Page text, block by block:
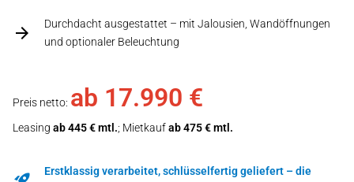
Durchdacht ausgestattet – mit Jalousien, Wandöffnungen
und optionaler Beleuchtung
Preis netto: ab 17.990 €
Leasing ab 445 € mtl.; Mietkaufab 475 € mtl.
Erstklassig verarbeitet, schlüsselfertig geliefert – die